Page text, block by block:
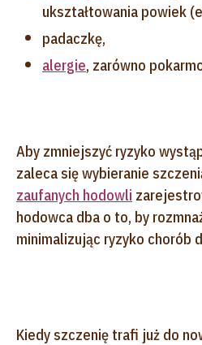
ukształtowania powiek
padaczkę,
alergie, zarówno
Aby zmniejszyć ryzyko
zaleca się wybieranie
zaufanych hodowli
hodowca dba o to, by
minimalizując ryzyko chorób
Kiedy szczenię trafi już do